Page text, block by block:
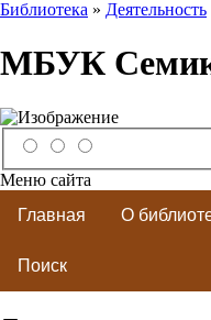
Библиотека » Деятельность
МБУК
Меню сайта
Главная
О
Поиск